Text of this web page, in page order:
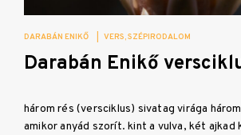
DARABÁN ENIKŐ VERS SZÉPIRODALOM
Darabán Enikő
három rés (versciklus) sivatag virága
amikor anyád szorít. kint a vulva, két ajkad